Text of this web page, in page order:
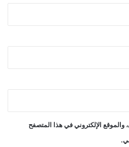
الإلكتروني في هذا المتصفح